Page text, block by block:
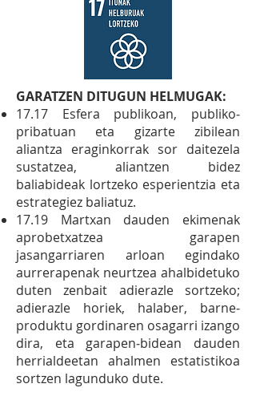
GARATZEN DITUGUN HELMUGAK:
17.17 Esfera publikoan, publiko‐
pribatuan eta gizarte zibilean
aliantza eraginkorrak sor daitezela
sustatzea, aliantzen bidez
baliabideak lortzeko esperientzia eta
estrategiez baliatuz.
17.19 Martxan dauden ekimenak
aprobetxatzea garapen
jasangarriaren arloan egindako
aurrerapenak neurtzea ahalbidetuko
duten zenbait adierazle sortzeko;
adierazle horiek, halaber, barne‐
produktu gordinaren osagarri izango
dira, eta garapen‐bidean dauden
herrialdeetan ahalmen estatistikoa
sortzen lagunduko dute.